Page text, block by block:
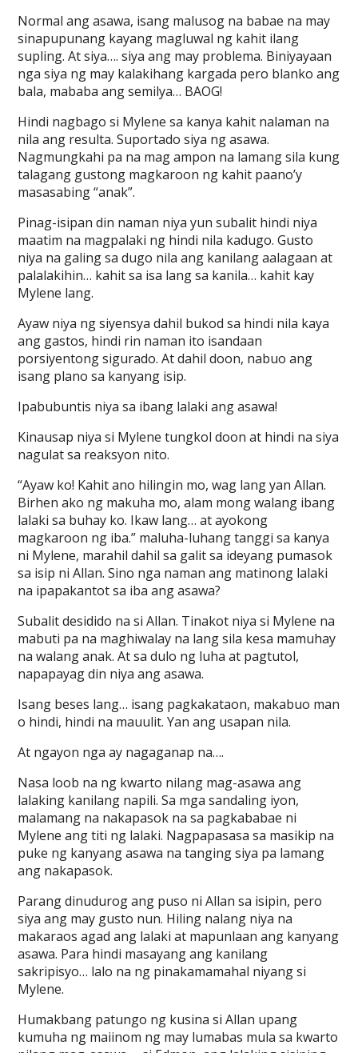
Normal ang asawa, isang malusog na babae na may
sinapupunang kayang magluwal ng kahit ilang
supling. At siya…. siya ang may problema. Biniyayaan
nga siya ng may kalakihang kargada pero blanko ang
bala, mababa ang semilya… BAOG!
Hindi nagbago si Mylene sa kanya kahit nalaman na
nila ang resulta. Suportado siya ng asawa.
Nagmungkahi pa na mag ampon na lamang sila kung
talagang gustong magkaroon ng kahit paano’y
masasabing “anak”.
Pinag-isipan din naman niya yun subalit hindi niya
maatim na magpalaki ng hindi nila kadugo. Gusto
niya na galing sa dugo nila ang kanilang aalagaan at
palalakihin… kahit sa isa lang sa kanila… kahit kay
Mylene lang.
Ayaw niya ng siyensya dahil bukod sa hindi nila kaya
ang gastos, hindi rin naman ito isandaan
porsiyentong sigurado. At dahil doon, nabuo ang
isang plano sa kanyang isip.
Ipabubuntis niya sa ibang lalaki ang asawa!
Kinausap niya si Mylene tungkol doon at hindi na siya
nagulat sa reaksyon nito.
“Ayaw ko! Kahit ano hilingin mo, wag lang yan Allan.
Birhen ako ng makuha mo, alam mong walang ibang
lalaki sa buhay ko. Ikaw lang… at ayokong
magkaroon ng iba.” maluha-luhang tanggi sa kanya
ni Mylene, marahil dahil sa galit sa ideyang pumasok
sa isip ni Allan. Sino nga naman ang matinong lalaki
na ipapakantot sa iba ang asawa?
Subalit desidido na si Allan. Tinakot niya si Mylene na
mabuti pa na maghiwalay na lang sila kesa mamuhay
na walang anak. At sa dulo ng luha at pagtutol,
napapayag din niya ang asawa.
Isang beses lang… isang pagkakataon, makabuo man
o hindi, hindi na mauulit. Yan ang usapan nila.
At ngayon nga ay nagaganap na….
Nasa loob na ng kwarto nilang mag-asawa ang
lalaking kanilang napili. Sa mga sandaling iyon,
malamang na nakapasok na sa pagkababae ni
Mylene ang titi ng lalaki. Nagpapasasa sa masikip na
puke ng kanyang asawa na tanging siya pa lamang
ang nakapasok.
Parang dinudurog ang puso ni Allan sa isipin, pero
siya ang may gusto nun. Hiling nalang niya na
makaraos agad ang lalaki at mapunlaan ang kanyang
asawa. Para hindi masayang ang kanilang
sakripisyo… lalo na ng pinakamamahal niyang si
Mylene.
Humakbang patungo ng kusina si Allan upang
kumuha ng maiinom ng may lumabas mula sa kwarto